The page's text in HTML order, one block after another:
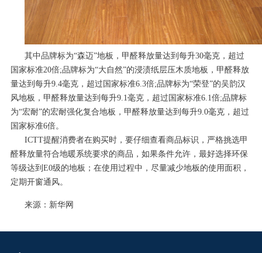
其中品牌标为“森迈”地板，甲醛释放量达到每升30毫克，超过
国家标准20倍;品牌标为“大自然”的浸渍纸层压木质地板，甲醛释放
量达到每升9.4毫克，超过国家标准6.3倍;品牌标为“荣登”的吴韵汉
风地板，甲醛释放量达到每升9.1毫克，超过国家标准6.1倍;品牌标
为“宏耐”的宏耐强化复合地板，甲醛释放量达到每升9.0毫克，超过
国家标准6倍。
ICTT提醒消费者在购买时，要仔细查看商品标识，严格挑选甲
醛释放量符合地暖系统要求的商品，如果条件允许，最好选择环保
等级达到E0级的地板；在使用过程中，尽量减少地板的使用面积，
定期开窗通风。
来源：新华网